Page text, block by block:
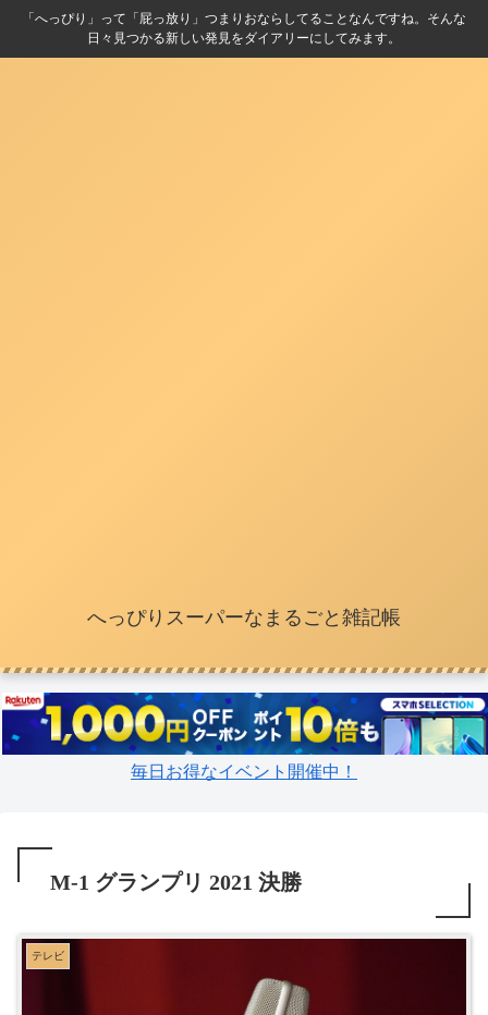
「へっぴり」って「屁っ放り」つまりおならしてることなんですね。そんな
日々見つかる新しい発見をダイアリーにしてみます。
へっぴりスーパーなまるごと雑記帳
毎日お得なイベント開催中！
M-1 グランプリ 2021 決勝
テレビ